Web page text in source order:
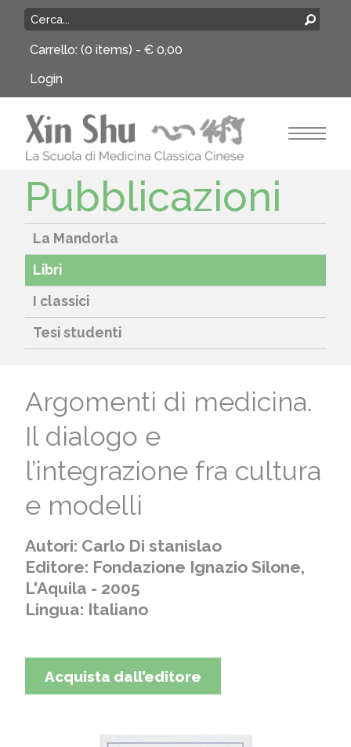
Carrello: (0 items) - € 0,00
Login
Pubblicazioni
La Mandorla
Libri
I classici
Tesi studenti
Argomenti di medicina.
Il dialogo e
l’integrazione fra cultura
e modelli
Autori: Carlo Di stanislao
Editore: Fondazione Ignazio Silone,
L'Aquila - 2005
Lingua: Italiano
Acquista dall’editore